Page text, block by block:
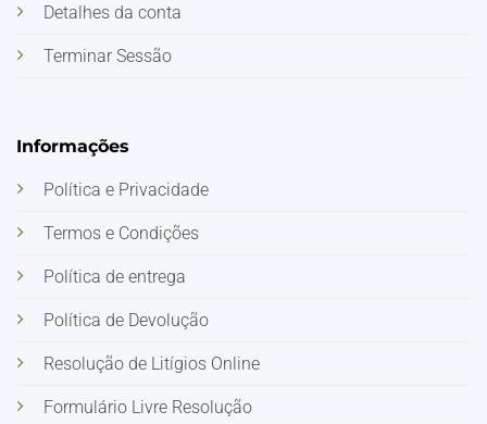
Detalhes da conta
Terminar Sessão
Informações
Política e Privacidade
Termos e Condições
Política de entrega
Política de Devolução
Resolução de Litígios Online
Formulário Livre Resolução